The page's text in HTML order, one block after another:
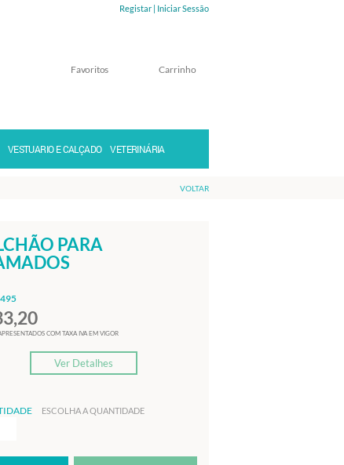
Registar | Iniciar Sessão
Carrinho
Favoritos
VESTUARIO E CALÇADO VETERINÁRIA
VOLTAR
PARA
COM TAXA IVA EM VIGOR
Ver Detalhes
ESCOLHA A QUANTIDADE